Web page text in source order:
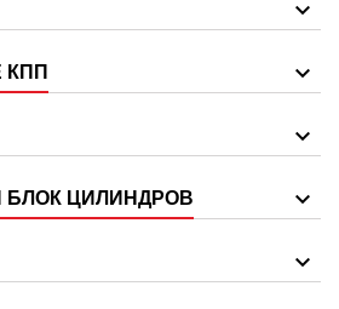
БЛОК ЦИЛИНДРОВ